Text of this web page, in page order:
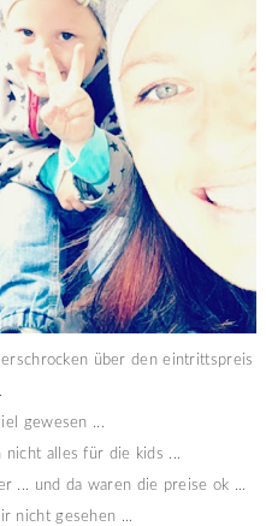
über den eintrittspreis
gewesen ...
nicht alles für die kids ...
... und da waren die preise ok ...
nicht gesehen ...